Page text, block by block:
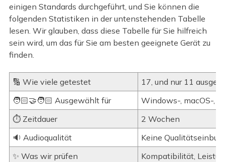
einigen Standards durchgeführt, und Sie können die
folgenden Statistiken in der untenstehenden Tabelle
lesen. Wir glauben, dass diese Tabelle für Sie hilfreich
sein wird, um das für Sie am besten geeignete Gerät zu
finden.
🔢 Wie viele getestet
17, und nur 11
🧑🏻‍🤝‍🧑🏻 Ausgewählt für
Windows-, macOS-,
⏱️ Zeitdauer
2 Wochen
🔉 Audioqualität
Keine
✨ Was wir prüfen
Kompatibilität,